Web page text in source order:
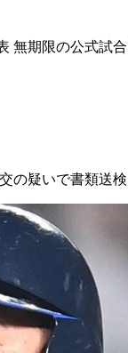
無期限の公式試
の疑いで書類送